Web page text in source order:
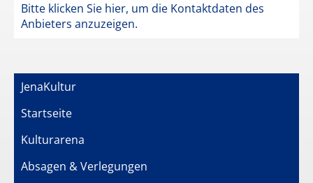
Bitte klicken Sie hier, um die Kontaktdaten des
Anbieters anzuzeigen.
JenaKultur
Startseite
Kulturarena
Absagen & Verlegungen